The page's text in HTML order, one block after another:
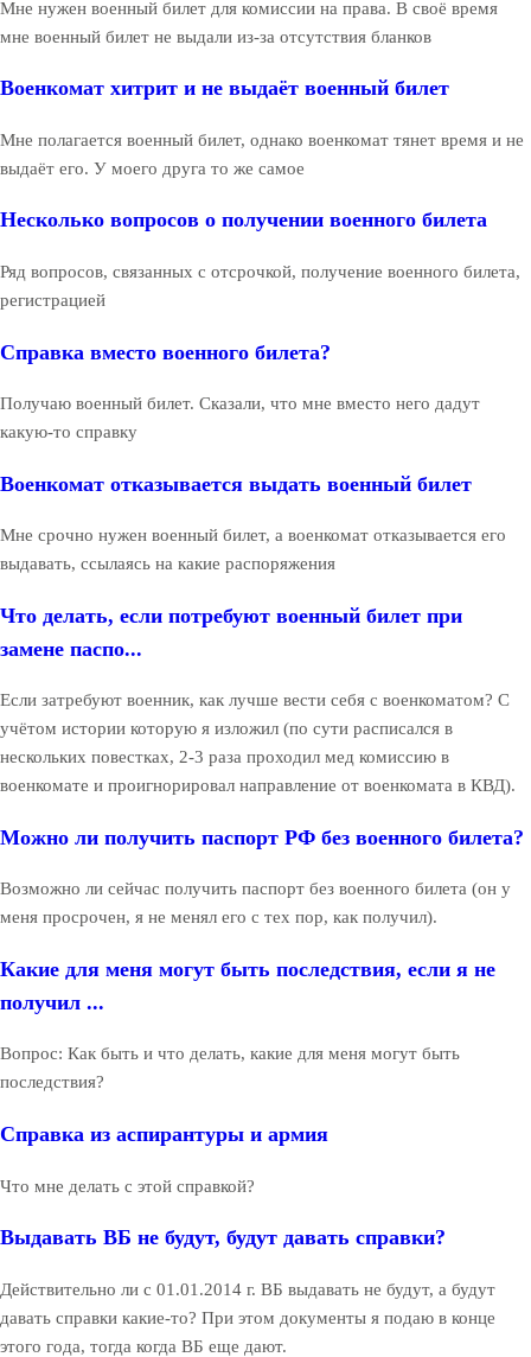
Мне нужен военный билет для комиссии на права. В своё время
мне военный билет не выдали из-за отсутствия бланков
Военкомат хитрит и не выдаёт военный билет
Мне полагается военный билет, однако военкомат тянет время и не
выдаёт его. У моего друга то же самое
Несколько вопросов о получении военного билета
Ряд вопросов, связанных с отсрочкой, получение военного билета,
регистрацией
Справка вместо военного билета?
Получаю военный билет. Сказали, что мне вместо него дадут
какую-то справку
Военкомат отказывается выдать военный билет
Мне срочно нужен военный билет, а военкомат отказывается его
выдавать, ссылаясь на какие распоряжения
Что делать, если потребуют военный билет при
замене паспо...
Если затребуют военник, как лучше вести себя с военкоматом? С
учётом истории которую я изложил (по сути расписался в
нескольких повестках, 2-3 раза проходил мед комиссию в
военкомате и проигнорировал направление от военкомата в КВД).
Можно ли получить паспорт РФ без военного билета?
Возможно ли сейчас получить паспорт без военного билета (он у
меня просрочен, я не менял его с тех пор, как получил).
Какие для меня могут быть последствия, если я не
получил ...
Вопрос: Как быть и что делать, какие для меня могут быть
последствия?
Справка из аспирантуры и армия
Что мне делать с этой справкой?
Выдавать ВБ не будут, будут давать справки?
Действительно ли с 01.01.2014 г. ВБ выдавать не будут, а будут
давать справки какие-то? При этом документы я подаю в конце
этого года, тогда когда ВБ еще дают.